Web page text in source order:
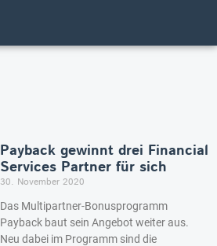
Payback gewinnt drei Financial
Services Partner für sich
30. November 2020
Das Multipartner-Bonusprogramm
Payback baut sein Angebot weiter aus.
Neu dabei im Programm sind die